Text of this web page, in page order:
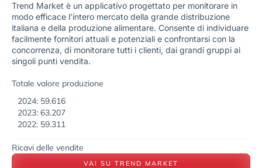
Trend Market è un applicativo progettato per monitorare in
modo efficace l’intero mercato della grande distribuzione
italiana e della produzione alimentare. Consente di individuare
facilmente fornitori attuali e potenziali e confrontarsi con la
concorrenza, di monitorare tutti i clienti, dai grandi gruppi ai
singoli punti vendita.
Totale valore produzione
2024: 59.616
2023: 63.207
2022: 59.311
Ricavi delle vendite
VAI SU TREND MARKET